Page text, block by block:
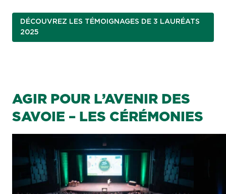
DÉCOUVREZ LES TÉMOIGNAGES DE 3 LAURÉATS
2025
AGIR POUR L’AVENIR DES
SAVOIE – LES CÉRÉMONIES